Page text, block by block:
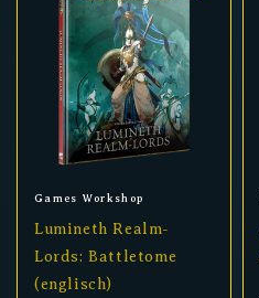
Anbieter:
Games Workshop
Lumineth Realm-
Lords: Battletome
(englisch)